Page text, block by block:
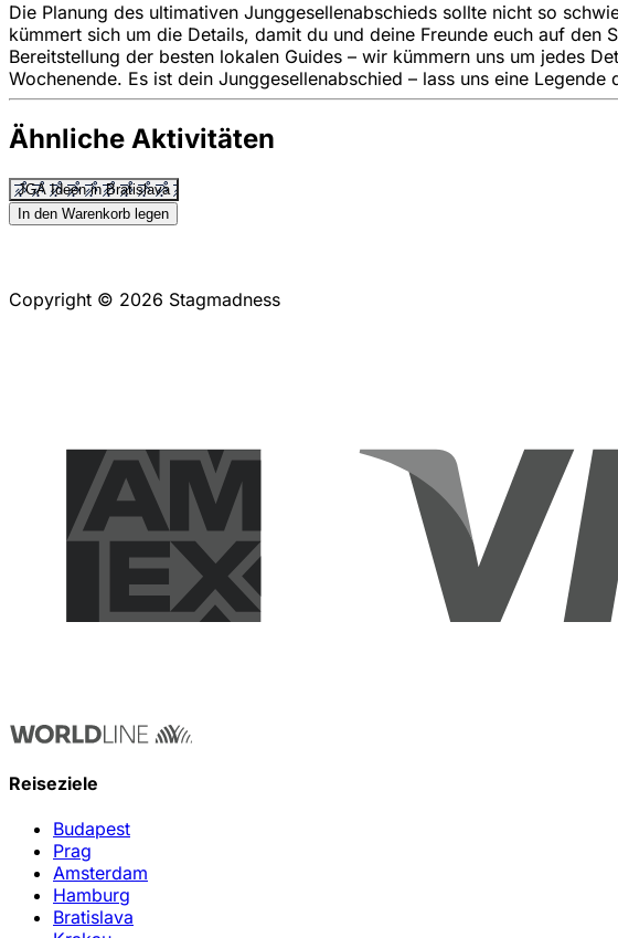
Die Planung des ultimativen Junggesellenabschieds sollte nicht so
kümmert sich um die Details, damit du und deine Freunde euch auf
Bereitstellung der besten lokalen Guides – wir kümmern uns um jedes
Wochenende. Es ist dein Junggesellenabschied – lass uns eine Legende
Ähnliche Aktivitäten
JGA Ideen in Bratislava
In den Warenkorb legen
Copyright © 2026 Stagmadness
Reiseziele
Budapest
Prag
Amsterdam
Hamburg
Bratislava